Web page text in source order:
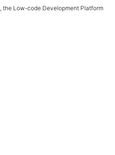
, the Low-code Development Platform